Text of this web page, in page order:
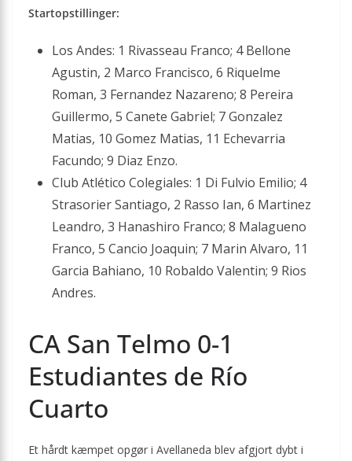
Startopstillinger:
Los Andes: 1 Rivasseau Franco; 4 Bellone
Agustin, 2 Marco Francisco, 6 Riquelme
Roman, 3 Fernandez Nazareno; 8 Pereira
Guillermo, 5 Canete Gabriel; 7 Gonzalez
Matias, 10 Gomez Matias, 11 Echevarria
Facundo; 9 Diaz Enzo.
Club Atlético Colegiales: 1 Di Fulvio Emilio; 4
Strasorier Santiago, 2 Rasso Ian, 6 Martinez
Leandro, 3 Hanashiro Franco; 8 Malagueno
Franco, 5 Cancio Joaquin; 7 Marin Alvaro, 11
Garcia Bahiano, 10 Robaldo Valentin; 9 Rios
Andres.
CA San Telmo 0-1
Estudiantes de Río
Cuarto
Et hårdt kæmpet opgør i Avellaneda blev afgjort dybt i